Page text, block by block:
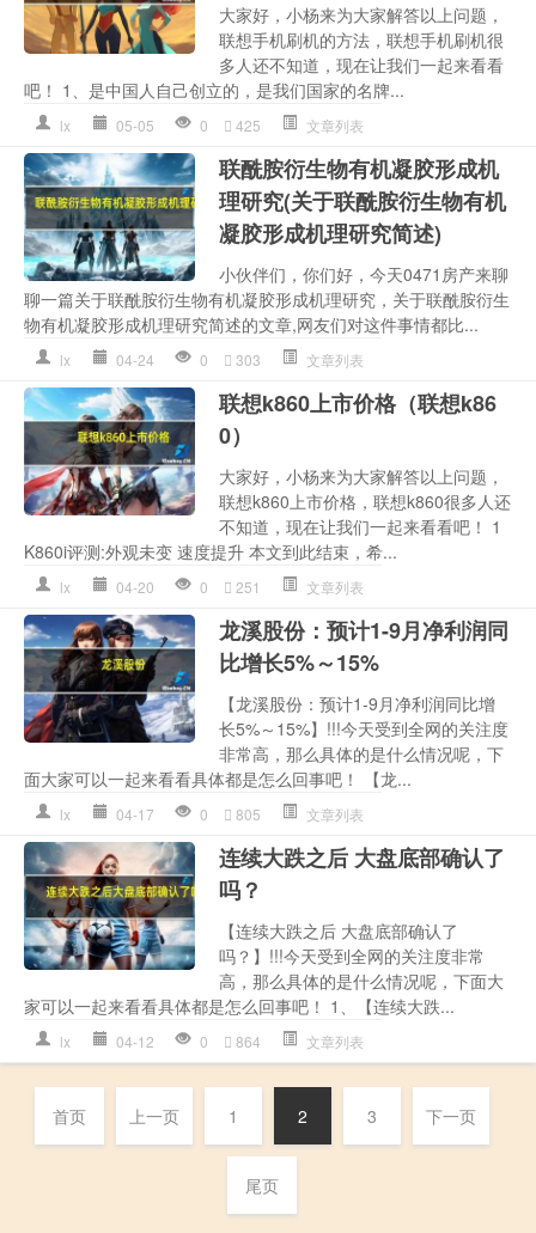
大家好，小杨来为大家解答以上问题，
联想手机刷机的方法，联想手机刷机很
多人还不知道，现在让我们一起来看看
吧！ 1、是中国人自己创立的，是我们国家的名牌...
lx 05-05 0 425 文章列表
联酰胺衍生物有机凝胶形成机
理研究(关于联酰胺衍生物有机
凝胶形成机理研究简述)
小伙伴们，你们好，今天0471房产来聊
聊一篇关于联酰胺衍生物有机凝胶形成机理研究，关于联酰胺衍生
物有机凝胶形成机理研究简述的文章,网友们对这件事情都比...
lx 04-24 0 303 文章列表
联想k860上市价格（联想k86
0）
大家好，小杨来为大家解答以上问题，
联想k860上市价格，联想k860很多人还
不知道，现在让我们一起来看看吧！ 1
K860i评测:外观未变 速度提升 本文到此结束，希...
lx 04-20 0 251 文章列表
龙溪股份：预计1-9月净利润同
比增长5%～15%
【龙溪股份：预计1-9月净利润同比增
长5%～15%】!!!今天受到全网的关注度
非常高，那么具体的是什么情况呢，下
面大家可以一起来看看具体都是怎么回事吧！ 【龙...
lx 04-17 0 805 文章列表
连续大跌之后 大盘底部确认了
吗？
【连续大跌之后 大盘底部确认了
吗？】!!!今天受到全网的关注度非常
高，那么具体的是什么情况呢，下面大
家可以一起来看看具体都是怎么回事吧！ 1、【连续大跌...
lx 04-12 0 864 文章列表
首页 上一页 1 2 3 下一页
尾页